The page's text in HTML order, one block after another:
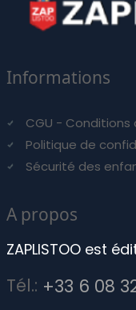
Informations
CGU - Conditions
Politique de
Sécurité des
A propos
ZAPLISTOO est
Tél.: +33 6 08